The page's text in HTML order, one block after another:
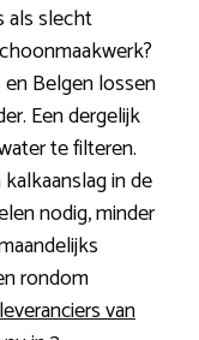
als slecht
Belgen lossen
Een dergelijk
te filteren.
in de
nodig, minder
rondom
leveranciers van